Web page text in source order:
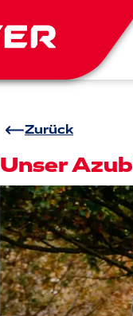
Zurück
Unser